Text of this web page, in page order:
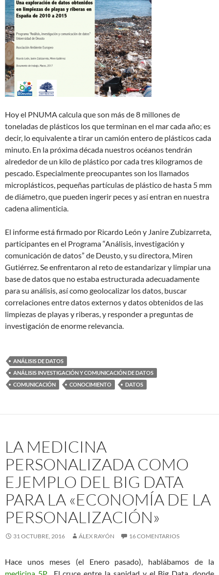
Hoy el PNUMA calcula que son más de 8 millones de
toneladas de plásticos los que ter­minan en el mar cada año; es
decir, lo equivalente a tirar un camión entero de plásticos cada
minuto. En la próxima década nuestros océanos tendrán
alrededor de un kilo de plástico por cada tres kilogramos de
pescado. Especialmente preocupantes son los llamados
microplásticos, pequeñas partículas de plástico de hasta 5 mm
de diámetro, que pueden ingerir peces y así entran en nuestra
cadena alimenticia.
El informe está firmado por Ricardo León y Janire Zubizarreta,
participantes en el Programa “Análisis, investigación y
comunicación de datos” de Deusto, y su directora, Miren
Gutiérrez. Se enfrentaron al reto de estandarizar y limpiar una
base de datos que no estaba estructurada adecuadamente
para su análisis, así como geolocalizar los datos, buscar
correlaciones entre datos externos y datos obtenidos de las
limpiezas de playas y riberas, y responder a preguntas de
investigación de enorme relevancia.
ANÁLISIS DE DATOS
ANÁLISIS INVESTIGACIÓN Y COMUNICACIÓN DE DATOS
COMUNICACIÓN
CONOCIMIENTO DATOS
LA MEDICINA
PERSONALIZADA COMO
EJEMPLO DEL BIG DATA
PARA LA «ECONOMÍA DE LA
PERSONALIZACIÓN»
31 OCTUBRE, 2016 ÁLEX RAYÓN 16 COMENTARIOS
Hace unos meses (el Enero pasado), hablábamos de la